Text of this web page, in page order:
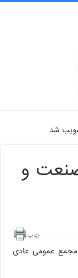
شد
و
چاپ
معدن در مجمع عمومی عادی